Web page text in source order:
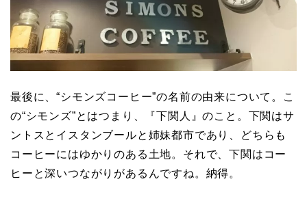
最後に、“シモンズコーヒー”の名前の由来について。こ
の“シモンズ”とはつまり、『下関人』のこと。下関はサ
ントスとイスタンブールと姉妹都市であり、どちらも
コーヒーにはゆかりのある土地。それで、下関はコー
ヒーと深いつながりがあるんですね。納得。